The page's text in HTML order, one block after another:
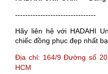
--------------------------------
Hãy liên hệ với HADAHI
chiếc đồng phục đẹp nhất
Địa chỉ: 164/9 Đường số
HCM